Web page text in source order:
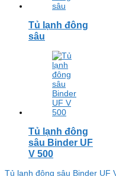
Tủ lạnh đông
sâu
Tủ lạnh đông
sâu Binder UF
V 500
Tủ lạnh đông sâu Binder UF